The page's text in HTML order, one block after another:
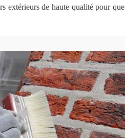
extérieurs de haute qualité pour que